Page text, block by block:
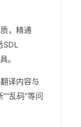
，精通
SDL
。
译内容与
乱码”等问